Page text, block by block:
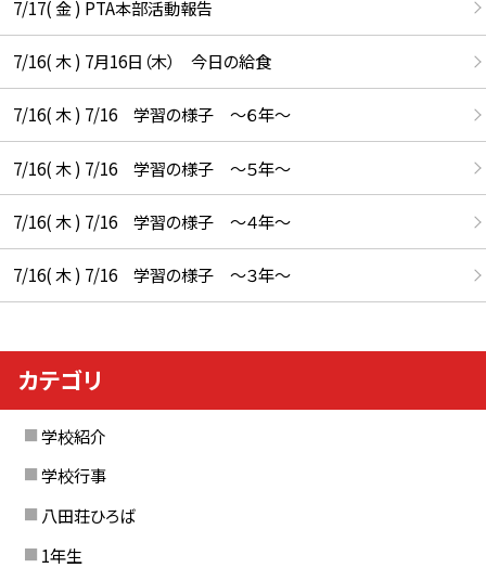
7/17( 金 ) PTA本部活動報告
7/16( 木 ) 7月16日（木） 今日の給食
7/16( 木 ) 7/16 学習の様子 ～６年～
7/16( 木 ) 7/16 学習の様子 ～５年～
7/16( 木 ) 7/16 学習の様子 ～４年～
7/16( 木 ) 7/16 学習の様子 ～３年～
カテゴリ
学校紹介
学校行事
八田荘ひろば
1年生